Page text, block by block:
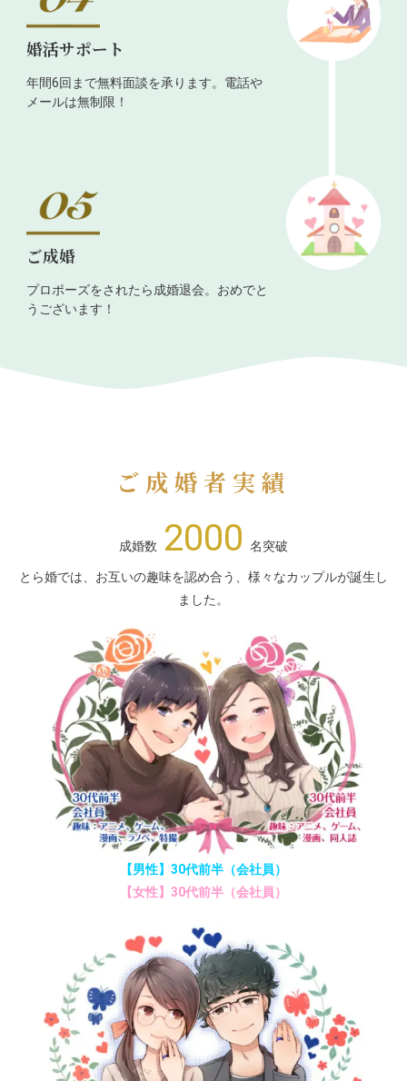
婚活サポート
年間6回まで無料面談を承ります。電話や
メールは無制限！
ご成婚
プロポーズをされたら成婚退会。おめでと
うございます！
ご成婚者実績
成婚数 2000 名突破
とら婚では、お互いの趣味を認め合う、様々なカップルが誕生し
ました。
【男性】30代前半（会社員）
【女性】30代前半（会社員）